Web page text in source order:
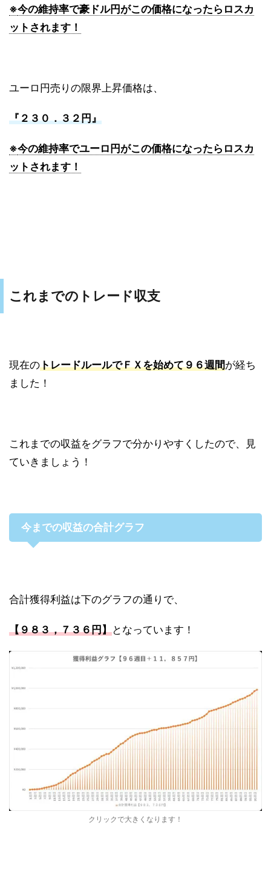
※今の維持率で豪ドル円がこの価格になったらロスカ
ットされます！
ユーロ円売りの限界上昇価格は、
『２３０．３２円』
※今の維持率でユーロ円がこの価格になったらロスカ
ットされます！
これまでのトレード収支
現在のトレードルールでＦＸを始めて９６週間が経ち
ました！
これまでの収益をグラフで分かりやすくしたので、見
ていきましょう！
今までの収益の合計グラフ
合計獲得利益は下のグラフの通りで、
【９８３，７３６円】となっています！
クリックで大きくなります！